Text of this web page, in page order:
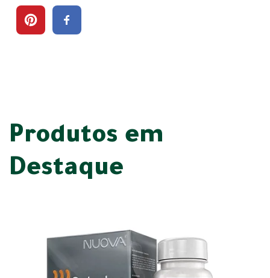
Produtos em
Destaque